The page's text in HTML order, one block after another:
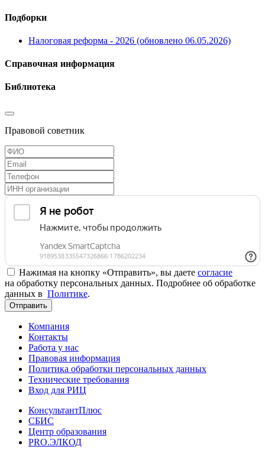
Подборки
Налоговая реформа - 2026 (обновлено 06.05.2026)
Справочная информация
Библиотека
Правовой советник
Нажимая на кнопку «Отправить», вы даете согласие
на обработку персональных данных. Подробнее об обработке
данных в Политике.
Отправить
Компания
Контакты
Работа у нас
Правовая информация
Политика обработки персональных данных
Технические требования
Вход для РИЦ
КонсультантПлюс
СБИС
Центр образования
PRO.ЭЛКОД